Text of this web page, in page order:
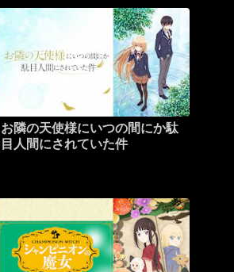
お隣の天使様にいつの間にか駄
目人間にされていた件